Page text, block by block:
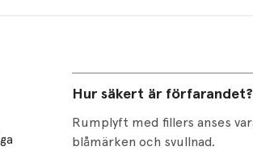
Hur säkert är förfarandet?
Rumplyft med fillers anses
blåmärken och svullnad.